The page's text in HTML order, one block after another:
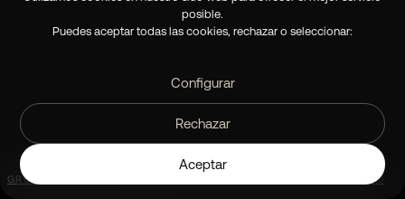
GRUPO BARREIRO DE RECAMBIOS A SOLUCIONES PARA EL NEGOCIO